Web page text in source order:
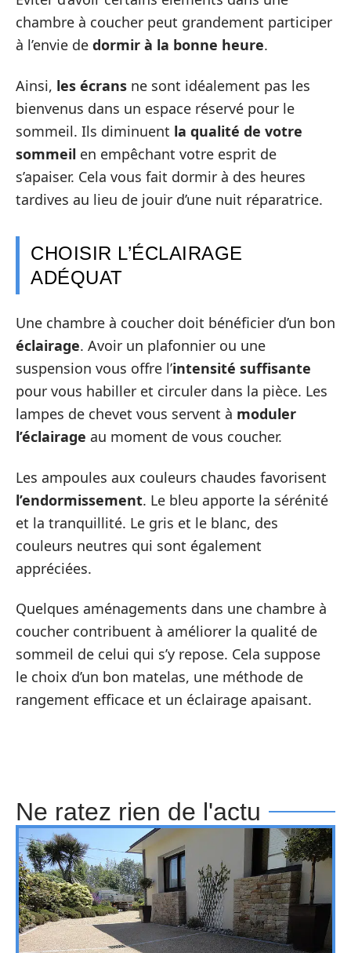
chambre à coucher peut grandement participer
à l’envie de dormir à la bonne heure.
Ainsi, les écrans ne sont idéalement pas les
bienvenus dans un espace réservé pour le
sommeil. Ils diminuent la qualité de votre
sommeil en empêchant votre esprit de
s’apaiser. Cela vous fait dormir à des heures
tardives au lieu de jouir d’une nuit réparatrice.
CHOISIR L’ÉCLAIRAGE
ADÉQUAT
Une chambre à coucher doit bénéficier d’un bon
éclairage. Avoir un plafonnier ou une
suspension vous offre l’intensité suffisante
pour vous habiller et circuler dans la pièce. Les
lampes de chevet vous servent à moduler
l’éclairage au moment de vous coucher.
Les ampoules aux couleurs chaudes favorisent
l’endormissement. Le bleu apporte la sérénité
et la tranquillité. Le gris et le blanc, des
couleurs neutres qui sont également
appréciées.
Quelques aménagements dans une chambre à
coucher contribuent à améliorer la qualité de
sommeil de celui qui s’y repose. Cela suppose
le choix d’un bon matelas, une méthode de
rangement efficace et un éclairage apaisant.
Ne ratez rien de l'actu